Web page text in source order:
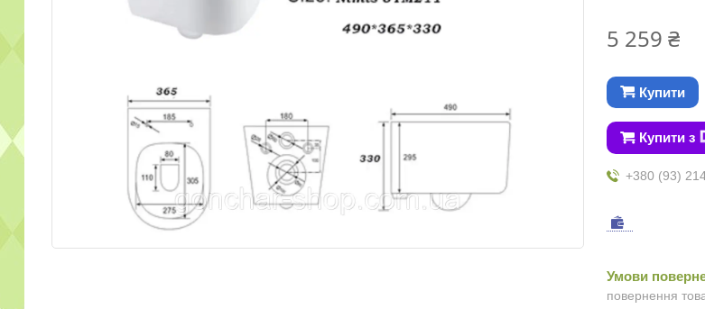
5 259 ₴
Купити
Купити з
+380 (93)
повернення